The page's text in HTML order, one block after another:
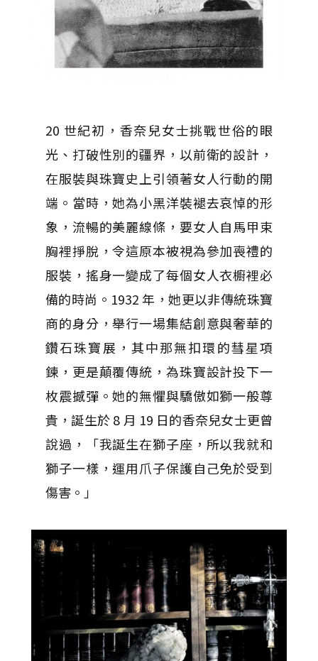
20 世紀初，香奈兒女士挑戰世俗的眼
光、打破性別的疆界，以前衛的設計，
在服裝與珠寶史上引領著女人行動的開
端。當時，她為小黑洋裝褪去哀悼的形
象，流暢的美麗線條，要女人自馬甲束
胸裡掙脫，令這原本被視為參加喪禮的
服裝，搖身一變成了每個女人衣櫥裡必
備的時尚。1932 年，她更以非傳統珠寶
商的身分，舉行一場集結創意與奢華的
鑽石珠寶展，其中那無扣環的彗星項
鍊，更是顛覆傳統，為珠寶設計投下一
枚震撼彈。她的無懼與驕傲如獅一般尊
貴，誕生於 8 月 19 日的香奈兒女士更曾
說過，「我誕生在獅子座，所以我就和
獅子一樣，運用爪子保護自己免於受到
傷害。」